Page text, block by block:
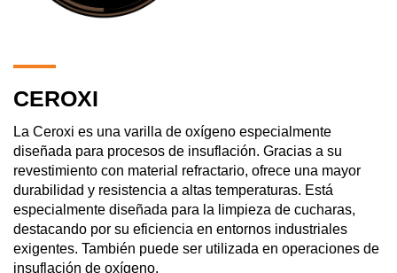
CEROXI
La Ceroxi es una varilla de oxígeno especialmente
diseñada para procesos de insuflación. Gracias a su
revestimiento con material refractario, ofrece una mayor
durabilidad y resistencia a altas temperaturas. Está
especialmente diseñada para la limpieza de cucharas,
destacando por su eficiencia en entornos industriales
exigentes. También puede ser utilizada en operaciones de
insuflación de oxígeno.